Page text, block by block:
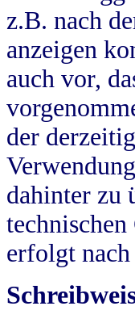
z.B. nach
anzeigen
auch vor,
der
dahinter zu
erfolgt nach